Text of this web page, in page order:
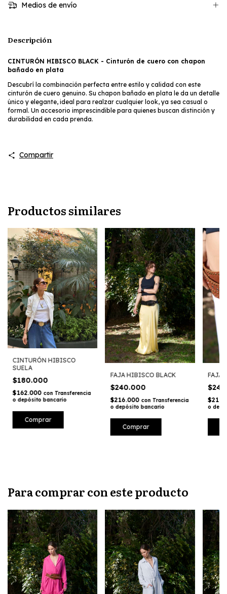
Medios de envío
Descripción
CINTURÓN HIBISCO BLACK - Cinturón de cuero con chapon
bañado en plata
Descubrí la combinación perfecta entre estilo y calidad con este
cinturón de cuero genuino. Su chapon bañado en plata le da un detalle
único y elegante, ideal para realzar cualquier look, ya sea casual o
formal. Un accesorio imprescindible para quienes buscan distinción y
durabilidad en cada prenda.
Compartir
Productos similares
CINTURÓN HIBISCO
SUELA
$180.000
$162.000 con Transferencia
o depósito bancario
Comprar
FAJA HIBISCO BLACK
$240.000
$216.000 con Transferencia
o depósito bancario
Comprar
FAJA
o
Para comprar con este producto